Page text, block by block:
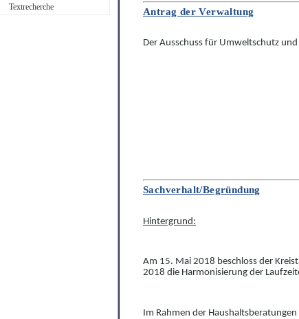
Textrecherche
Antrag der Verwaltung
Der Ausschuss für Umweltschutz
Sachverhalt/Begründung
Hintergrund:
Am 15. Mai 2018 beschloss der
2018 die Harmonisierung der
Im Rahmen der